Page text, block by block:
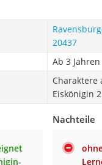
20437
Ab 3 Jahren
Charaktere
Eiskönigin 2
Nachteile